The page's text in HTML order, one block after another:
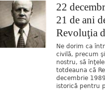
22
21 de ani
Revoluţia
Ne dorim ca
civilă, precum
nostru, să
totdeauna că
decembrie
istorică pentru